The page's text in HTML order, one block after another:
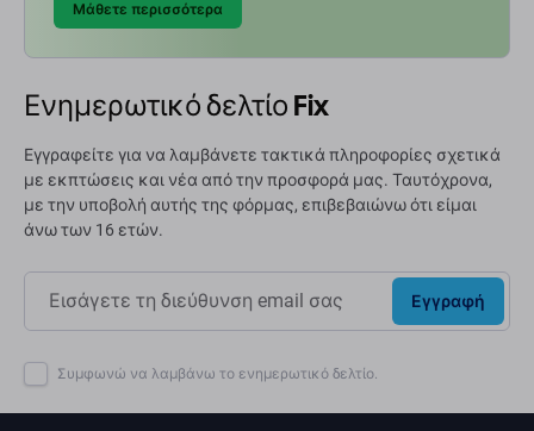
Μάθετε περισσότερα
Ενημερωτικό δελτίο Fix
Εγγραφείτε για να λαμβάνετε τακτικά πληροφορίες σχετικά
με εκπτώσεις και νέα από την προσφορά μας. Ταυτόχρονα,
με την υποβολή αυτής της φόρμας, επιβεβαιώνω ότι είμαι
άνω των 16 ετών.
Εγγραφή
Συμφωνώ να λαμβάνω το ενημερωτικό δελτίο.